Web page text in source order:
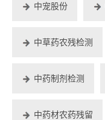
中宠股份
中草药农残检测
中药制剂检测
中药材农药残留